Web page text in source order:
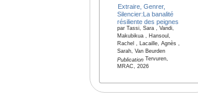
Extraire, Genrer,
Silencier:La banalité
résiliente des peignes
par Tassi, Sara , Vandi,
Makubikua , Hansoul,
Rachel , Lacaille, Agnès ,
Sarah, Van Beurden
PublicationTervuren,
MRAC, 2026